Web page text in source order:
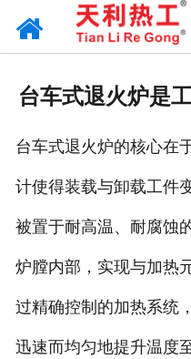
台车式退火炉是
台车式退火炉的核心在
计使得装载与卸载工件
被置于耐高温、耐腐蚀
炉膛内部，实现与加热
过精确控制的加热系统
迅速而均匀地提升温度